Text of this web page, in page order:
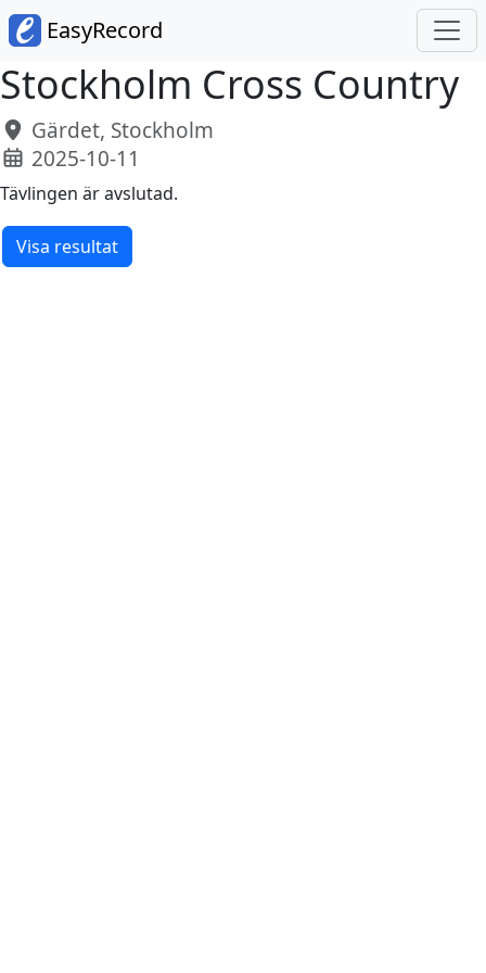
EasyRecord
Stockholm Cross Country
Gärdet, Stockholm
2025-10-11
Tävlingen är avslutad.
Visa resultat